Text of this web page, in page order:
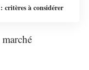
critères à considérer